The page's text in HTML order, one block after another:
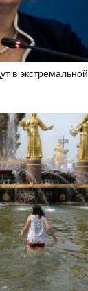
в экстремальной